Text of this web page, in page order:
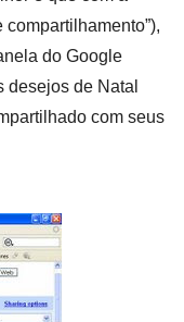
compartilhamento”),
do Google
desejos de Natal
com seus